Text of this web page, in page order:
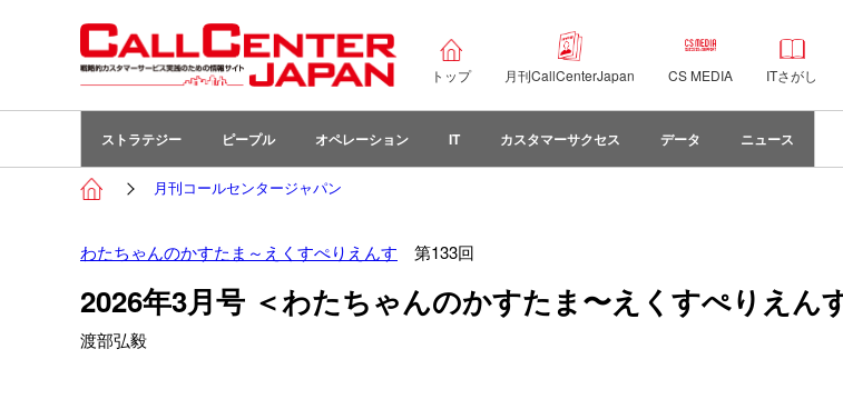
トップ 月刊CallCenterJapan CS MEDIA ITさがし
ストラテジー ピープル オペレーション IT カスタマーサクセス データ ニュース
月刊コールセンタージャパン
わたちゃんのかすたま～えくすぺりえんす 第133回
2026年3月号 ＜わたちゃんのかすたま〜えくすぺりえん
渡部弘毅